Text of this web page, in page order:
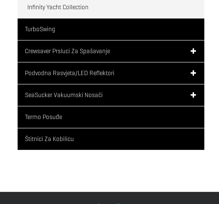
Infinity Yacht Collection
TurboSwing
Crewsaver Prsluci Za Spašavanje
Podvodna Rasvjeta/LED Reflektori
SeaSucker Vakuumski Nosači
Termo Posuđe
Štitnici Za Kobilicu